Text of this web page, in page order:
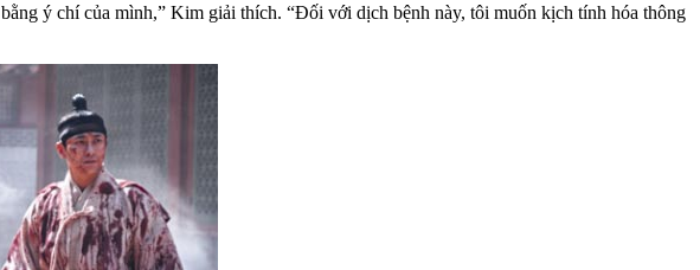
ý chí của mình,” Kim giải thích. “Đối với dịch bệnh này, tôi muốn kịch tính hóa thông